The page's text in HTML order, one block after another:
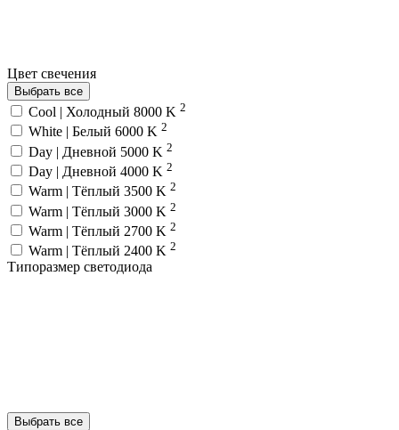
Цвет свечения
Выбрать все
Cool | Холодный 8000 K 2
White | Белый 6000 K 2
Day | Дневной 5000 K 2
Day | Дневной 4000 K 2
Warm | Тёплый 3500 K 2
Warm | Тёплый 3000 K 2
Warm | Тёплый 2700 K 2
Warm | Тёплый 2400 K 2
Типоразмер светодиода
Выбрать все